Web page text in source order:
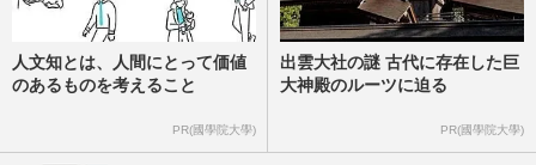
人文知とは、人間にとって価値
のあるものを考えること
PR(國學院大學)
出雲大社の謎 古代に存在した巨
大神殿のルーツに迫る
PR(國學院大學)